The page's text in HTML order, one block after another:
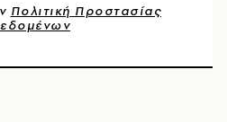
Πολιτική Προστασίας